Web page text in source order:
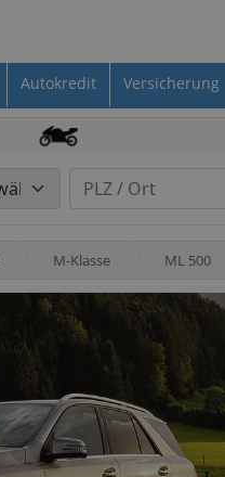
Autokredit Versicherung
M-Klasse ML 500